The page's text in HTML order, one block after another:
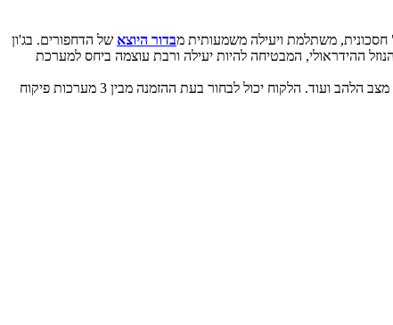
משתלמת ויעילה משמעותית מבדור היוצא של הדחפורים. בג'ון
ההידראולי, המבטיחה להיות יעילה ורבת עוצמה ביחס למערכת
עוד חדש בדגמי הדחפורים החדשים הוא צג LCD הצבעוני המציג נתונים רבים בזמן אמת אודות מצב המערכות השונות, צריכת הדלק, לחץ שמן, מהירות, מצב הלהב ועוד. הלקוח יכול לבחור בעת ההזמנה מבין 3 מערכות פיקוח